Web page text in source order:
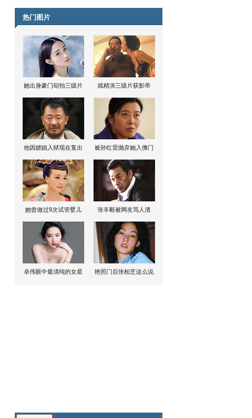
热门图片
她出身豪门却拍三级片 戏精演三级片获影帝
他因嫖娼入狱现在复出 被孙红雷抛弃她入佛门
她曾做过9次试管婴儿 张丰毅被网友骂人渣
卓伟眼中最清纯的女星 艳照门后张柏芝这么说